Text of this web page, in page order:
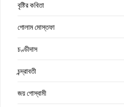
বৃষ্টির কবিতা
গোলাম মোস্তফা
চণ্ডীদাস
চন্দ্রাবতী
জয় গোস্বামী